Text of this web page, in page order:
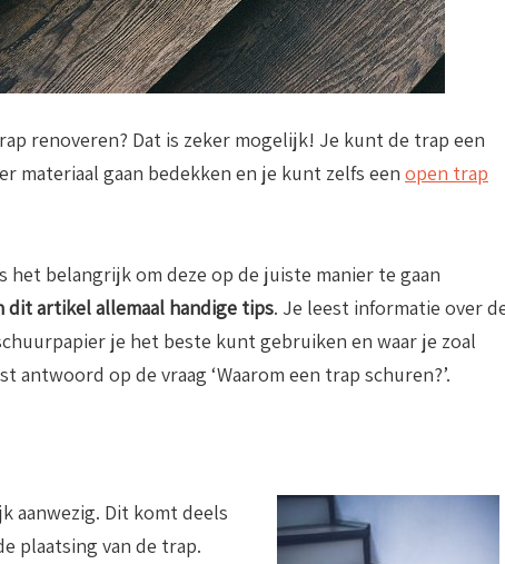
renoveren? Dat is zeker mogelijk! Je kunt de trap een
materiaal gaan bedekken en je kunt zelfs een open trap
het belangrijk om deze op de juiste manier te gaan
dit artikel allemaal handige tips. Je leest informatie over
je het beste kunt gebruiken en waar je zoal
antwoord op de vraag ‘Waarom een trap schuren?’.
aanwezig. Dit komt deels
plaatsing van de trap.